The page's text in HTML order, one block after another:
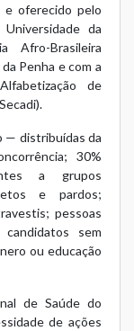
e oferecido pelo
da
Afro-Brasileira
Penha e com a
de
— distribuídas da
30%
a grupos
e pardos;
pessoas
sem
ou educação
de Saúde do
de ações